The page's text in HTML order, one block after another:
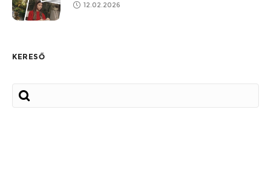
12.02.2026
KERESŐ